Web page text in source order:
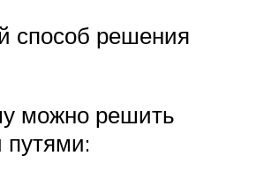
способ решения
можно решить
путями: